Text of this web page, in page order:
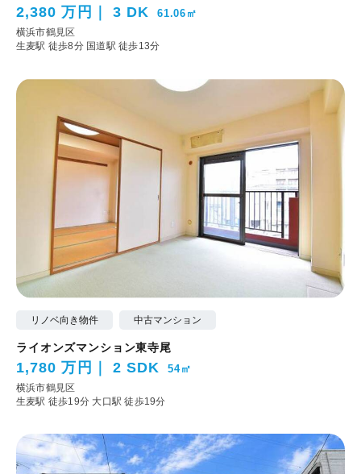
2,380 万円 3 DK 61.06㎡
横浜市鶴見区
生麦駅 徒歩8分 国道駅 徒歩13分
リノベ向き物件 中古マンション
ライオンズマンション東寺尾
1,780 万円 2 SDK 54㎡
横浜市鶴見区
生麦駅 徒歩19分 大口駅 徒歩19分